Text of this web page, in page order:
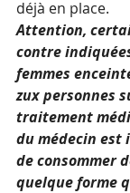
déjà en place.
Attention,
contre
femmes
zux personnes
traitement
du médecin est
de consommer
quelque forme